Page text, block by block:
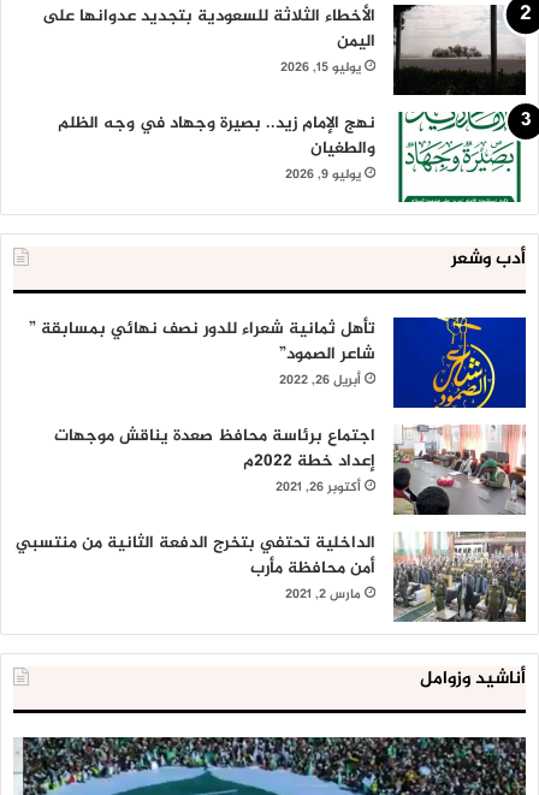
الأخطاء الثلاثة للسعودية بتجديد عدوانها على
اليمن
يوليو 15, 2026
نهج الإمام زيد.. بصيرة وجهاد في وجه الظلم
والطغيان
يوليو 9, 2026
أدب وشعر
تأهل ثمانية شعراء للدور نصف نهائي بمسابقة ”
شاعر الصمود”
أبريل 26, 2022
اجتماع برئاسة محافظ صعدة يناقش موجهات
إعداد خطة 2022م
أكتوبر 26, 2021
الداخلية تحتفي بتخرج الدفعة الثانية من منتسبي
أمن محافظة مأرب
مارس 2, 2021
أناشيد وزوامل
العدو
الإسرائيلي